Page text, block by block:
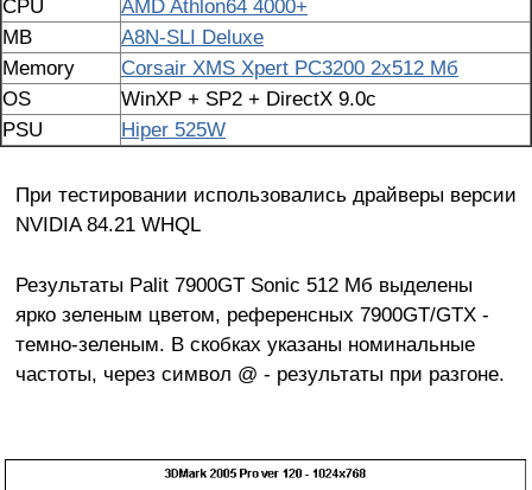
CPU
AMD Athlon64 4000+
MB
A8N-SLI Deluxe
Memory
Corsair XMS Xpert PC3200 2x512 Мб
OS
WinXP + SP2 + DirectX 9.0c
PSU
Hiper 525W
При тестировании использовались драйверы версии
NVIDIA 84.21 WHQL
Результаты Palit 7900GT Sonic 512 Мб выделены
ярко зеленым цветом, референсных 7900GT/GTX -
темно-зеленым. В скобках указаны номинальные
частоты, через символ @ - результаты при разгоне.